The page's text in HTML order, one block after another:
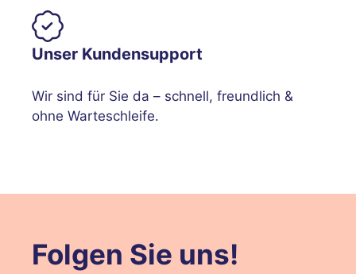
Unser Kundensupport
Wir sind für Sie da – schnell, freundlich &
ohne Warteschleife.
Folgen Sie uns!